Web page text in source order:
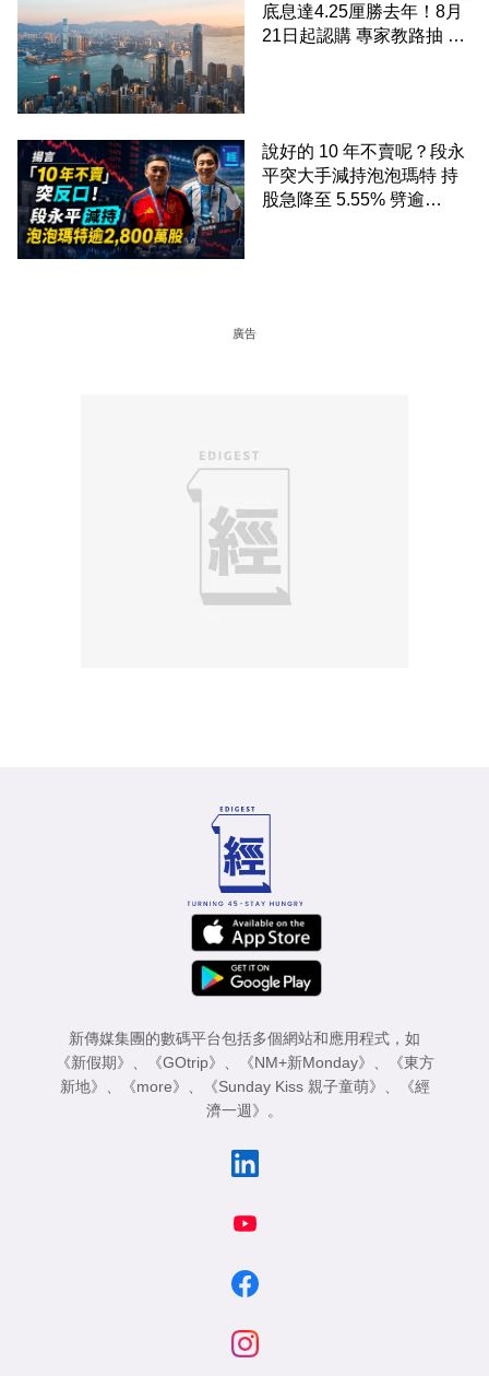
底息達4.25厘勝去年！8月
21日起認購 專家教路抽 20
說好的 10 年不賣呢？段永
平突大手減持泡泡瑪特 持
股急降至 5.55% 劈逾
廣告
新傳媒集團的數碼平台包括多個網站和應用程式，如
《新假期》
《GOtrip》 《NM+新Monday》
《東方
新地》
《more》 《Sunday Kiss 親子童萌》
《經
濟一週》
。